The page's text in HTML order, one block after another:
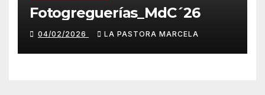
Fotogreguerías_MdC´26
04/02/2026 LA PASTORA MARCELA